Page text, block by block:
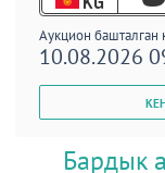
Аукцион башталган
10.08.2026
Бардык